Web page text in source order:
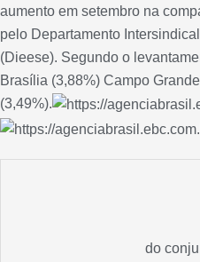
aumento em setembro na
pelo Departamento
(Dieese). Segundo o
Brasília (3,88%) Campo
(3,49%).
do